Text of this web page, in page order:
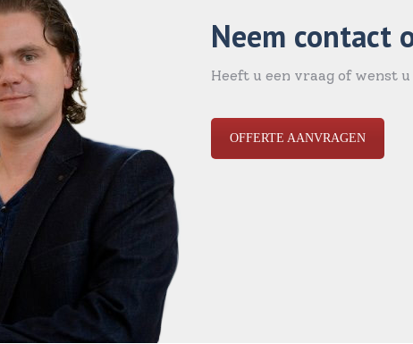
Neem contact
Heeft u een vraag of wenst
OFFERTE AANVRAGEN